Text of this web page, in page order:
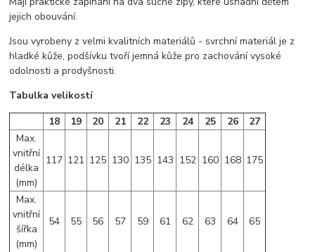
jejich obouvání.
Jsou vyrobeny z velmi kvalitních materiálů - svrchní materiál je z
hladké kůže, podšívku tvoří jemná kůže pro zachování vysoké
odolnosti a prodyšnosti.
Tabulka velikostí
18
19 20 21 22 23 24 25 26
27
Max.
vnitřní
délka
(mm)
117 121 125 130 135 143 152 160 168 175
Max.
vnitřní
šířka
(mm)
54 55 56 57 59 61 62 63 64 65